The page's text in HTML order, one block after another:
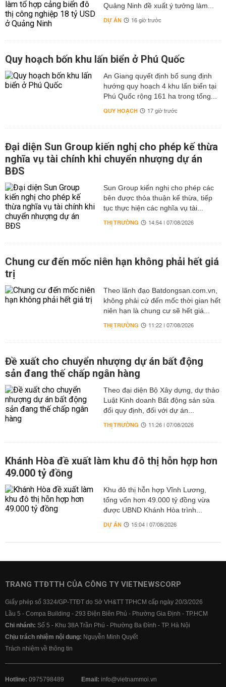
Quảng Ninh đề xuất ý tưởng làm...
DỰ ÁN 16 giờ trước
Quy hoạch bốn khu lấn biển ở Phú Quốc
An Giang quyết định bổ sung định
hướng quy hoạch 4 khu lấn biển tại
Phú Quốc rộng 161 ha trong tổng...
QUY HOẠCH 17 giờ trước
Đại diện Sun Group kiến nghị cho phép kế thừa
nghĩa vụ tài chính khi chuyển nhượng dự án
BĐS
Sun Group kiến nghị cho phép các
bên được thỏa thuận kế thừa, tiếp
tục thực hiện các nghĩa vụ tài...
THỊ TRƯỜNG 14:54 | 07/08/2026
Chung cư đến mốc niên hạn không phải hết giá
trị
Theo lãnh đạo Batdongsan.com.vn,
không phải cứ đến mốc thời gian hết
niên hạn là chung cư sẽ hết giá...
THỊ TRƯỜNG 11:22 | 07/08/2026
Đề xuất cho chuyển nhượng dự án bất động
sản đang thế chấp ngân hàng
Theo đại diện Bộ Xây dựng, dự thảo
Luật Kinh doanh Bất động sản sửa
đổi quy định, đối với dự án...
THỊ TRƯỜNG 11:26 | 07/08/2026
Khánh Hòa đề xuất làm khu đô thị hỗn hợp hơn
49.000 tỷ đồng
Khu đô thị hỗn hợp Vĩnh Lương,
tổng vốn hơn 49.000 tỷ đồng vừa
được UBND Khánh Hòa trình...
DỰ ÁN 15:04 | 07/08/2026
TRANG TTĐTTH CỦA CÔNG TY VIETNEWSCORP
Giấy phép số 3324/GP-TTĐT do Sở VH&TT TPHCM cấp ngày 20/3/2026
Lầu 5 - Compa Building - 293 Điện Biên Phủ - Phường Gia Định - TP.HCM
Chi nhánh: Số 5 - Khu 38A Trần Phú - Phường Ba Đình - TP. Hà Nội
Chịu trách nhiệm nội dung: Nguyễn Minh Quyết
Trách nhiệm về thông tin
Hotline: 0975798489 Email: info@vietnammoi.vn